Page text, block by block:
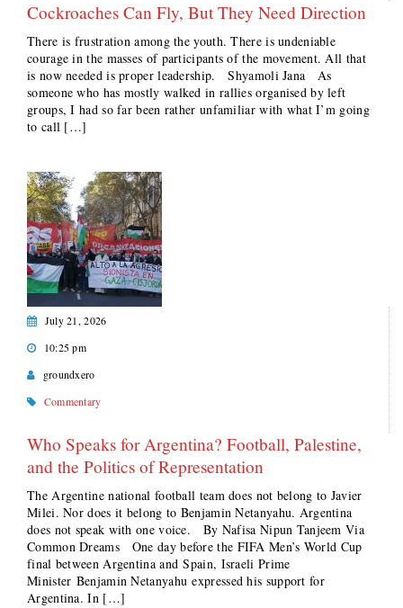
Cockroaches Can Fly, But They Need Direction
There is frustration among the youth. There is undeniable
courage in the masses of participants of the movement. All that
is now needed is proper leadership. Shyamoli Jana As
someone who has mostly walked in rallies organised by left
groups, I had so far been rather unfamiliar with what I’m going
to call […]
July 21, 2026
10:25 pm
groundxero
Commentary
Who Speaks for Argentina? Football, Palestine,
and the Politics of Representation
The Argentine national football team does not belong to Javier
Milei. Nor does it belong to Benjamin Netanyahu. Argentina
does not speak with one voice. By Nafisa Nipun Tanjeem Via
Common Dreams One day before the FIFA Men’s World Cup
final between Argentina and Spain, Israeli Prime
Minister Benjamin Netanyahu expressed his support for
Argentina. In […]